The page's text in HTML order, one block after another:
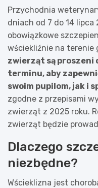
Przychodnia
dniach od 7 do 14 lipca
obowiązkowe
wściekliźnie na terenie
zwierząt są
terminu, aby
swoim pupilom, jak i
zgodne z przepisami
zwierząt z 2025 roku.
zwierząt będzie
Dlaczego
niezbędne?
Wścieklizna jest